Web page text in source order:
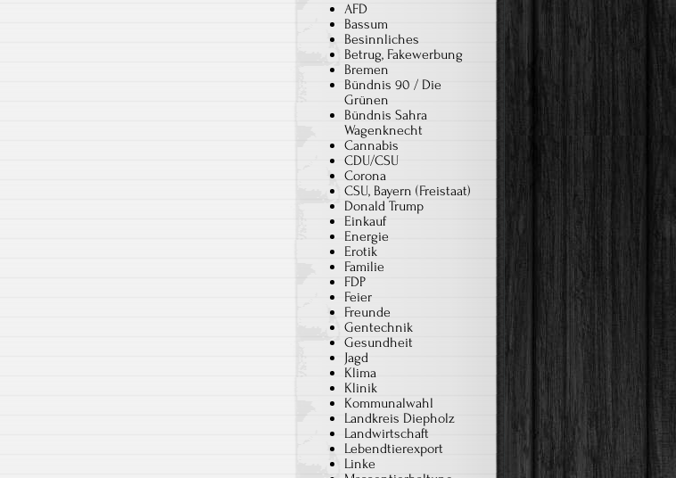
AFD
Bassum
Besinnliches
Betrug, Fakewerbung
Bremen
Bündnis 90 / Die
Grünen
Bündnis Sahra
Wagenknecht
Cannabis
CDU/CSU
Corona
CSU, Bayern (Freistaat)
Donald Trump
Einkauf
Energie
Erotik
Familie
FDP
Feier
Freunde
Gentechnik
Gesundheit
Jagd
Klima
Klinik
Kommunalwahl
Landkreis Diepholz
Landwirtschaft
Lebendtierexport
Linke